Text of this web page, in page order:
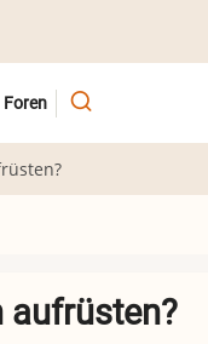
Foren
aufrüsten?